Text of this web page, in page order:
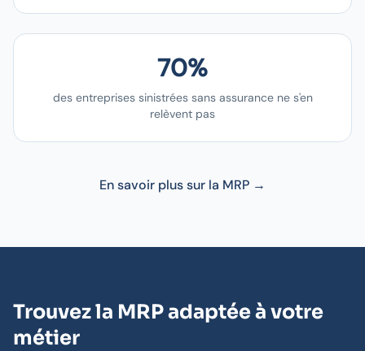
70%
des entreprises sinistrées sans assurance ne s'en
relèvent pas
En savoir plus sur la MRP →
Trouvez la MRP adaptée à votre
métier